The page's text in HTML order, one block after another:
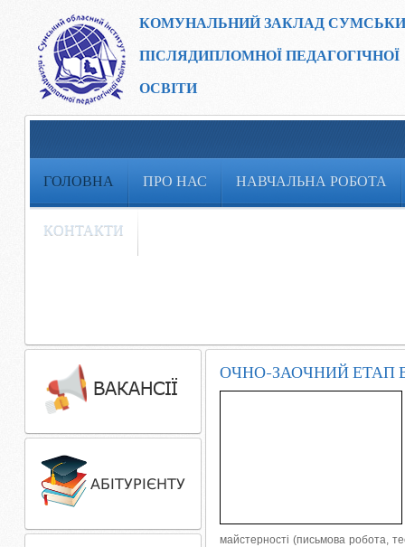
КОМУНАЛЬНИЙ ЗАКЛАД
ПІСЛЯДИПЛОМНОЇ ПЕДАГОГІЧНОЇ
ОСВІТИ
ГОЛОВНА ПРО НАС НАВЧАЛЬНА РОБОТА
КОНТАКТИ
ОЧНО-ЗАОЧНИЙ ЕТАП
майстерності (письмова робота,